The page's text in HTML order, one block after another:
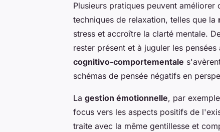
Plusieurs pratiques peuvent
techniques de relaxation, telles que la
stress et accroître la clarté mentale.
rester présent et à juguler les
cognitivo-comportementale
schémas de pensée négatifs en
La gestion émotionnelle, par
focus vers les aspects positifs de
traite avec la même gentillesse et